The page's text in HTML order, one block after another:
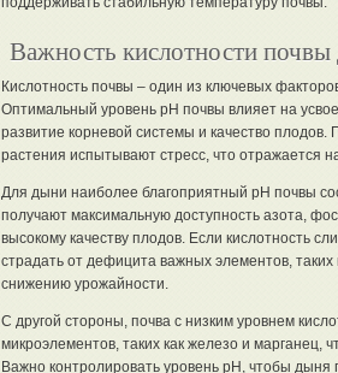
Важность кислотности
Кислотность почвы – один из ключевых
Оптимальный уровень pH почвы влияет на
развитие корневой системы и качество
растения испытывают стресс, что отражается
Для дыни наиболее благоприятный pH почвы
получают максимальную доступность азота,
высокому качеству плодов. Если кислотность
страдать от дефицита важных элементов, таких
снижению урожайности.
С другой стороны, почва с низким уровнем
микроэлементов, таких как железо и марганец,
Важно контролировать уровень pH, чтобы